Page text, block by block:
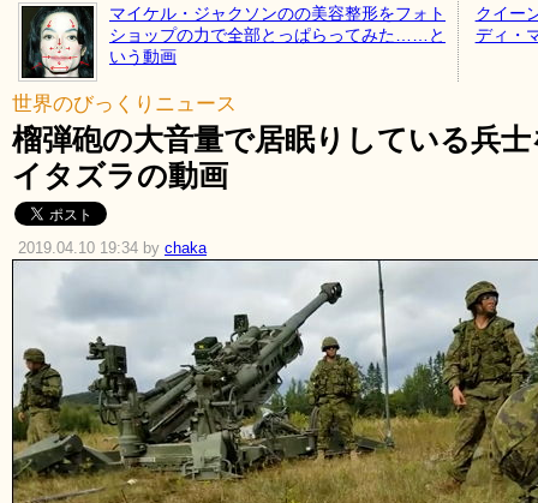
マイケル・ジャクソンのの美容整形をフォト
ショップの力で全部とっぱらってみた……と
いう動画
クイー
ディ・
世界のびっくりニュース
榴弾砲の大音量で居眠りしている兵
イタズラの動画
2019.04.10 19:34 by chaka